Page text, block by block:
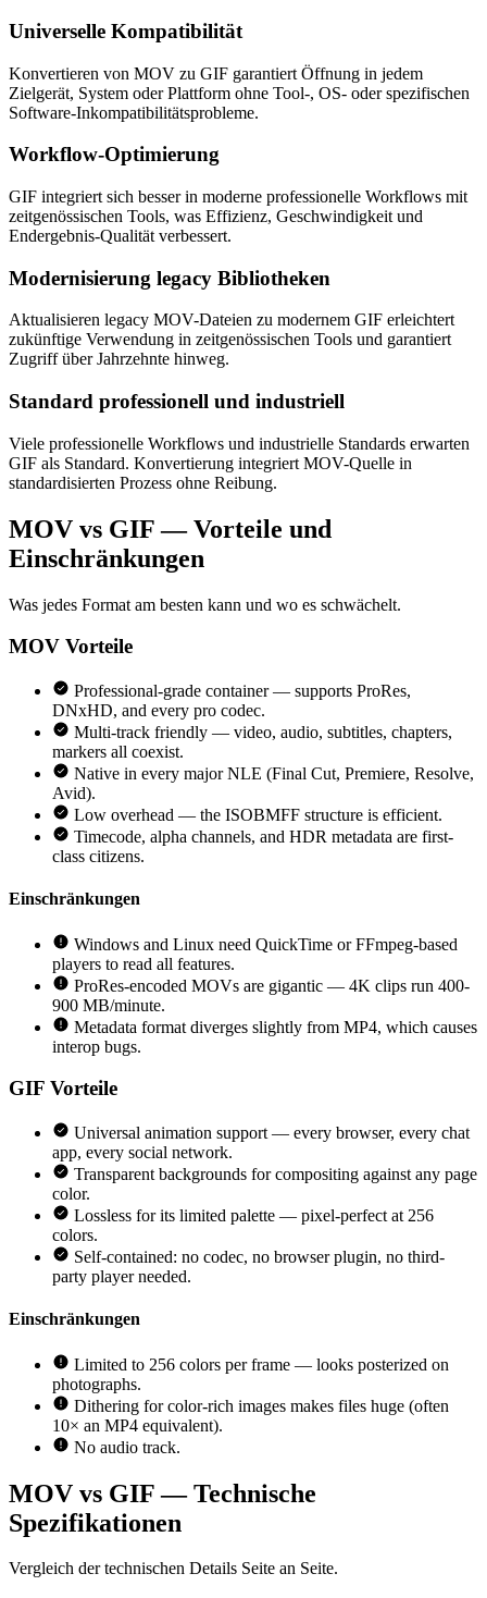
Universelle Kompatibilität
Konvertieren von MOV zu GIF garantiert Öffnung in jedem
Zielgerät, System oder Plattform ohne Tool-, OS- oder spezifischen
Software-Inkompatibilitätsprobleme.
Workflow-Optimierung
GIF integriert sich besser in moderne professionelle Workflows mit
zeitgenössischen Tools, was Effizienz, Geschwindigkeit und
Endergebnis-Qualität verbessert.
Modernisierung legacy Bibliotheken
Aktualisieren legacy MOV-Dateien zu modernem GIF erleichtert
zukünftige Verwendung in zeitgenössischen Tools und garantiert
Zugriff über Jahrzehnte hinweg.
Standard professionell und industriell
Viele professionelle Workflows und industrielle Standards erwarten
GIF als Standard. Konvertierung integriert MOV-Quelle in
standardisierten Prozess ohne Reibung.
MOV vs GIF — Vorteile und
Einschränkungen
Was jedes Format am besten kann und wo es schwächelt.
MOV Vorteile
Professional-grade container — supports ProRes,
DNxHD, and every pro codec.
Multi-track friendly — video, audio, subtitles, chapters,
markers all coexist.
Native in every major NLE (Final Cut, Premiere, Resolve,
Avid).
Low overhead — the ISOBMFF structure is efficient.
Timecode, alpha channels, and HDR metadata are first-
class citizens.
Einschränkungen
Windows and Linux need QuickTime or FFmpeg-based
players to read all features.
ProRes-encoded MOVs are gigantic — 4K clips run 400-
900 MB/minute.
Metadata format diverges slightly from MP4, which causes
interop bugs.
GIF Vorteile
Universal animation support — every browser, every chat
app, every social network.
Transparent backgrounds for compositing against any page
color.
Lossless for its limited palette — pixel-perfect at 256
colors.
Self-contained: no codec, no browser plugin, no third-
party player needed.
Einschränkungen
Limited to 256 colors per frame — looks posterized on
photographs.
Dithering for color-rich images makes files huge (often
10× an MP4 equivalent).
No audio track.
MOV vs GIF — Technische
Spezifikationen
Vergleich der technischen Details Seite an Seite.